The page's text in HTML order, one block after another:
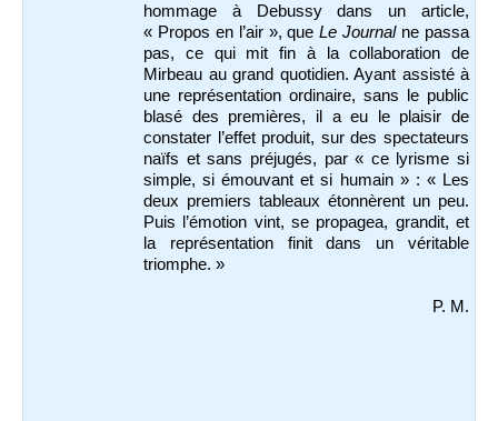
hommage à Debussy dans un article,
« Propos en l’air », queLe Journalne passa
pas, ce qui mit fin à la collaboration de
Mirbeau au grand quotidien. Ayant assisté à
une représentation ordinaire, sans le public
blasé des premières, il a eu le plaisir de
constater l’effet produit, sur des spectateurs
naïfs et sans préjugés, par « ce lyrisme si
simple, si émouvant et si humain » : « Les
deux premiers tableaux étonnèrent un peu.
Puis l’émotion vint, se propagea, grandit, et
la représentation finit dans un véritable
triomphe. »
P. M.